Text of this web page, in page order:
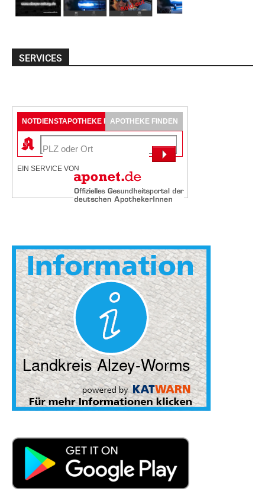
SERVICES
NOTDIENSTAPOTHEKE FINDENAPOTHEKE FINDEN
EIN SERVICE VON